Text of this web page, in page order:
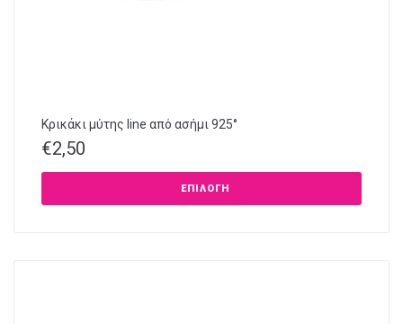
Κρικάκι μύτης line από ασήμι 925°
€2,50
ΕΠΙΛΟΓΉ